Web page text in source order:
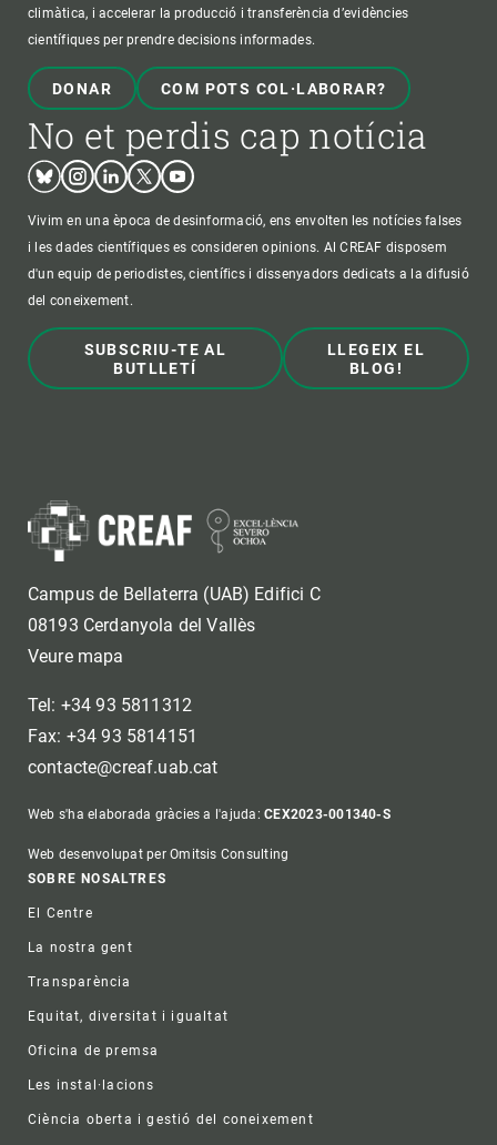
climàtica, i accelerar la producció i transferència d’evidències
científiques per prendre decisions informades.
DONAR COM POTS COL·LABORAR?
No et perdis cap notícia
BlueskyInstagram
LinkedinTwitterYoutube
Vivim en una època de desinformació, ens envolten les notícies falses
i les dades científiques es consideren opinions. Al CREAF disposem
d'un equip de periodistes, científics i dissenyadors dedicats a la difusió
del coneixement.
SUBSCRIU-TE AL
BUTLLETÍ
LLEGEIX EL
BLOG!
Campus de Bellaterra (UAB) Edifici C
08193 Cerdanyola del Vallès
Veure mapa
Tel: +34 93 5811312
Fax: +34 93 5814151
contacte@creaf.uab.cat
Web s'ha elaborada gràcies a l'ajuda:CEX2023-001340-S
Web desenvolupat per Omitsis Consulting
Footer
SOBRE NOSALTRES
El Centre
La nostra gent
Transparència
Equitat, diversitat i igualtat
Oficina de premsa
Les instal·lacions
Ciència oberta i gestió del coneixement